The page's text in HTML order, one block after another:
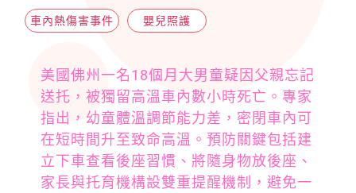
車內熱傷害事件 嬰兒照護
美國佛州一名18個月大男童疑因父親忘記
送托，被獨留高溫車內數小時死亡。專家
指出，幼童體溫調節能力差，密閉車內可
在短時間升至致命高溫。預防關鍵包括建
立下車查看後座習慣、將隨身物放後座、
家長與托育機構設雙重提醒機制，避免一